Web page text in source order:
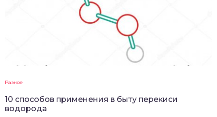
Разное
10 способов применения в быту перекиси
водорода